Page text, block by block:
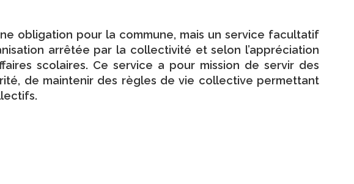
obligation pour la commune, mais un service facultatif
arrêtée par la collectivité et selon l’appréciation
scolaires. Ce service a pour mission de servir des
de maintenir des règles de vie collective permettant